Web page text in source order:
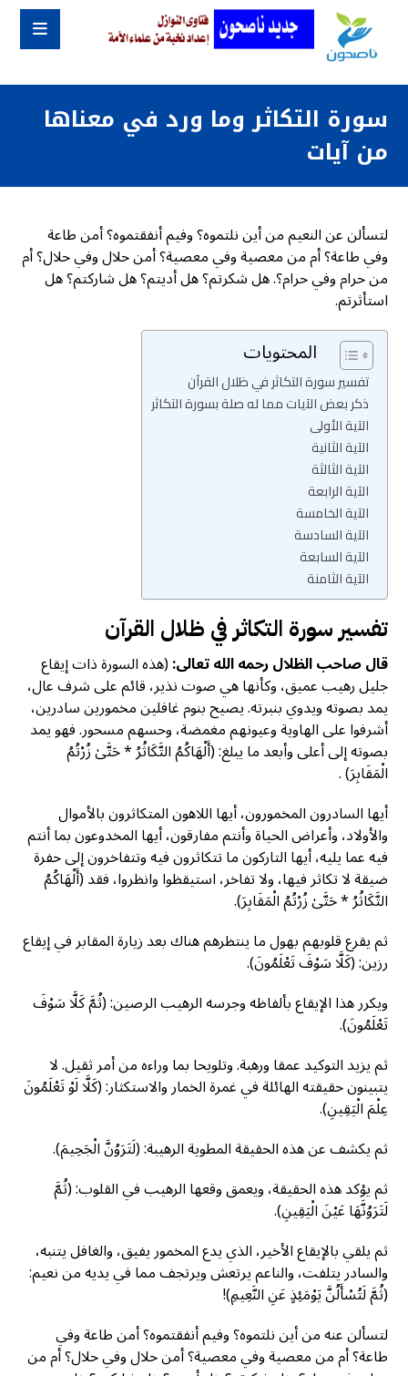
سورة التكاثر وما ورد في معناها
من آيات
لتسألن عن النعيم من أين نلتموه؟ وفيم أنفقتموه؟ أمن طاعة
وفي طاعة؟ أم من معصية وفي معصية؟ أمن حلال وفي حلال؟ أم
من حرام وفي حرام؟. هل شكرتم؟ هل أديتم؟ هل شاركتم؟ هل
استأثرتم.
المحتويات
تفسير سورة التكاثر في ظلال القرآن
ذكر بعض الآيات مما له صلة بسورة التكاثر
الآية الأولى
الآية الثانية
الآية الثالثة
الآية الرابعة
الآية الخامسة
الآية السادسة
الآية السابعة
الآية الثامنة
تفسير سورة التكاثر في ظلال القرآن
قال صاحب الظلال رحمه الله تعالى:(هذه السورة ذات إيقاع
جلیل رهيب عميق، وكأنها هي صوت نذير، قائم على شرف عال،
يمد بصوته ويدوي بنبرته. يصيح بنوم غافلين مخمورين سادرين،
أشرفوا على الهاوية وعيونهم مغمضة، وحسهم مسحور. فهو يمد
بصوته إلى أعلى وأبعد ما يبلغ: (أَلْهَاكُمُ التَّكَاثُرُ * حَتَّىٰ زُرْتُمُ
الْمَقَابِرَ) .
أيها السادرون المخمورون، أيها اللاهون المتكاثرون بالأموال
والأولاد، وأعراض الحياة وأنتم مفارقون، أيها المخدوعون بما أنتم
فيه عما يليه، أيها التاركون ما تتكاثرون فيه وتتفاخرون إلى حفرة
ضيقة لا تكاثر فيها، ولا تفاخر، استيقظوا وانظروا، فقد (أَلْهَاكُمُ
التَّكَاثُرُ * حَتَّىٰ زُرْتُمُ الْمَقَابِرَ).
ثم يقرع قلوبهم بهول ما ينتظرهم هناك بعد زيارة المقابر في إيقاع
رزین: (كَلَّا سَوْفَ تَعْلَمُونَ).
ويكرر هذا الإيقاع بألفاظه وجرسه الرهيب الرصين: (ثُمَّ كَلَّا سَوْفَ
تَعْلَمُونَ).
ثم يزيد التوكيد عمقا ورهبة. وتلويحا بما وراءه من أمر ثقيل. لا
يتبينون حقيقته الهائلة في غمرة الخمار والاستكثار: (كَلَّا لَوْ تَعْلَمُونَ
عِلْمَ الْيَقِينِ).
ثم يكشف عن هذه الحقيقة المطوية الرهيبة: (لَتَرَوُنَّ الْجَحِيمَ).
ثم يؤكد هذه الحقيقة، ويعمق وقعها الرهيب في القلوب: (ثُمَّ
لَتَرَوُنَّهَا عَيْنَ الْيَقِينِ).
ثم يلقي بالإيقاع الأخير، الذي يدع المخمور يفيق، والغافل يتنبه،
والسادر يتلفت، والناعم يرتعش ويرتجف مما في يديه من نعیم:
(ثُمَّ لَتُسْأَلُنَّ يَوْمَئِذٍ عَنِ النَّعِيمِ)!
لتسألن عنه من أين نلتموه؟ وفيم أنفقتموه؟ أمن طاعة وفي
طاعة؟ أم من معصية وفي معصية؟ أمن حلال وفي حلال؟ أم من